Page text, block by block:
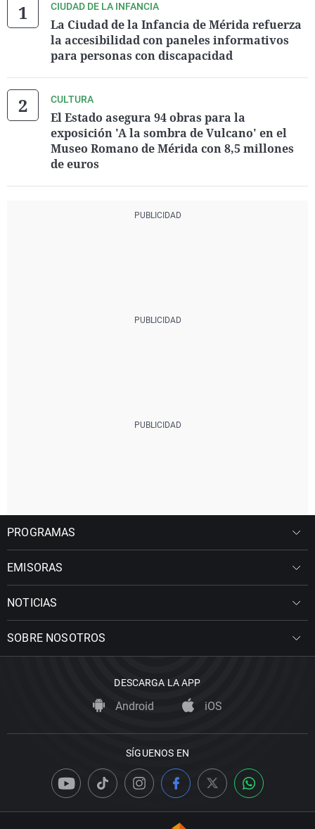
CIUDAD DE LA INFANCIA
La Ciudad de la Infancia de Mérida refuerza
la accesibilidad con paneles informativos
para personas con discapacidad
CULTURA
El Estado asegura 94 obras para la
exposición 'A la sombra de Vulcano' en el
Museo Romano de Mérida con 8,5 millones
de euros
PROGRAMAS
EMISORAS
NOTICIAS
SOBRE NOSOTROS
DESCARGA LA APP
Android iOS
SÍGUENOS EN